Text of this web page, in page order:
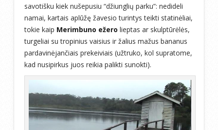
savotišku kiek nušepusiu “džiunglių parku”: nedideli
namai, kartais aplūžę žavesio turintys teikti statinėliai,
tokie kaip Merimbuno ežero lieptas ar skulptūrėlės,
turgeliai su tropinius vaisius ir žalius mažus bananus
pardavinėjančiais prekeiviais (užtruko, kol supratome,
kad nusipirkus juos reikia palikti sunokti).